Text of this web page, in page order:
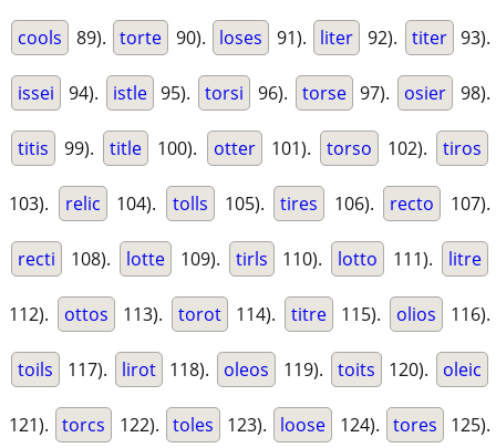
cools 89). torte 90). loses 91). liter 92). titer 93).
issei 94). istle 95). torsi 96). torse 97). osier 98).
titis 99). title 100). otter 101). torso 102). tiros
103). relic 104). tolls 105). tires 106). recto 107).
recti 108). lotte 109). tirls 110). lotto 111). litre
112). ottos 113). torot 114). titre 115). olios 116).
toils 117). lirot 118). oleos 119). toits 120). oleic
121). torcs 122). toles 123). loose 124). tores 125).